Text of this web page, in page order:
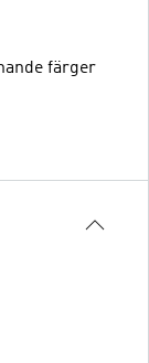
färger